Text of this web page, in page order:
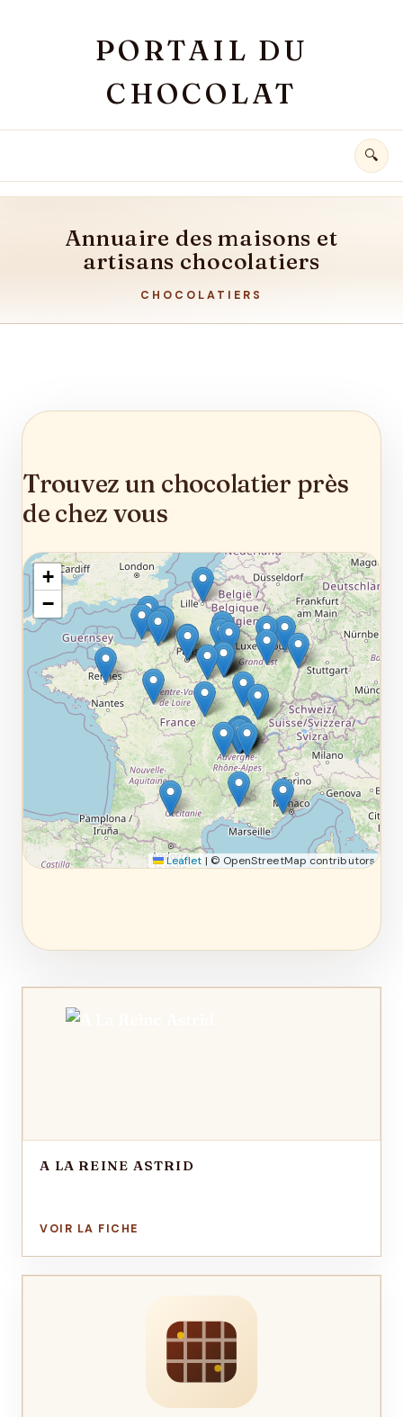
PORTAIL DU
CHOCOLAT
🔍
CHOCOLATIERS
Trouvez un chocolatier près
de chez vous
+
−
Leaflet | © OpenStreetMap contributors
A LA REINE ASTRID